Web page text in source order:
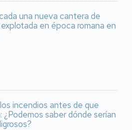
una nueva cantera de
en época romana en
incendios antes de que
¿Podemos saber dónde serían